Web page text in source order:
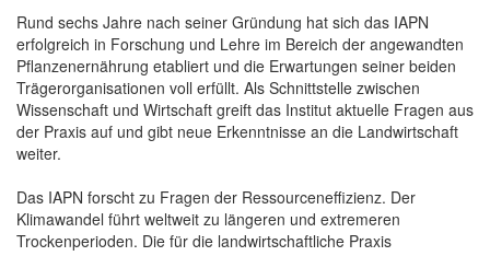
Rund sechs Jahre nach seiner Gründung hat sich das IAPN
erfolgreich in Forschung und Lehre im Bereich der angewandten
Pflanzenernährung etabliert und die Erwartungen seiner beiden
Trägerorganisationen voll erfüllt. Als Schnittstelle zwischen
Wissenschaft und Wirtschaft greift das Institut aktuelle Fragen aus
der Praxis auf und gibt neue Erkenntnisse an die Landwirtschaft
weiter.
Das IAPN forscht zu Fragen der Ressourceneffizienz. Der
Klimawandel führt weltweit zu längeren und extremeren
Trockenperioden. Die für die landwirtschaftliche Praxis